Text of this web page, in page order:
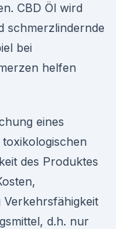
CBD Öl wird
schmerzlindernde
bei
helfen
eines
des Produktes
d.h. nur